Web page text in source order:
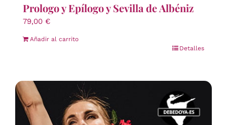
Prologo y Epílogo y Sevilla de Albéniz
79,00 €
Añadir al carrito
Detalles